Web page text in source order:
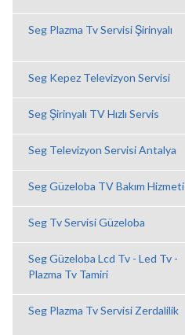
Seg Plazma Tv Servisi Şirinyalı
Seg Kepez Televizyon Servisi
Seg Şirinyalı TV Hızlı Servis
Seg Televizyon Servisi Antalya
Seg Güzeloba TV Bakım Hizmeti
Seg Tv Servisi Güzeloba
Seg Güzeloba Lcd Tv - Led Tv -
Plazma Tv Tamiri
Seg Plazma Tv Servisi Zerdalilik